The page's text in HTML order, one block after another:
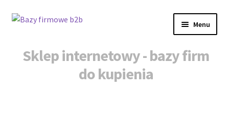
Przejdź
Przejdź
Sklep internetowy - bazy firm
do kupienia
Menu